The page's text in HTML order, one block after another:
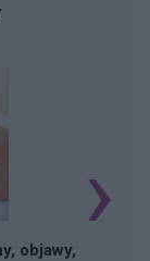
objawy,
›